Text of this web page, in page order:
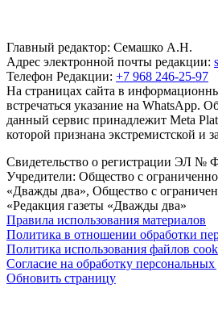
Главный редактор: Семашко А.Н.
Адрес электронной почты редакции:
Телефон Редакции: +7 968 246-25-97
На страницах сайта в
встречаться указание на WhatsApp.
данный сервис принадлежит Meta
которой признана экстремистской и
Свидетельство о регистрации ЭЛ №
Учредители: Общество с
«Дважды два», Общество с
«Редакция газеты «Дважды два»
Правила использования материалов
Политика в отношении обработки
Политика использования файлов
Согласие на обработку
Обновить страницу